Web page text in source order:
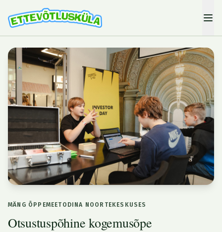
MÄNG ÕPPEMEETODINA NOORTEKESKUSES
Otsustuspõhine kogemusõpe